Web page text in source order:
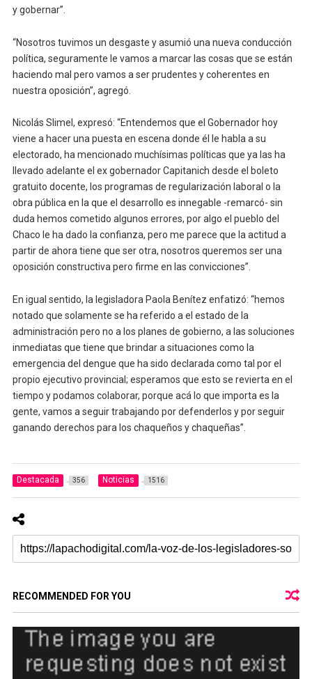
y gobernar”.
“Nosotros tuvimos un desgaste y asumió una nueva conducción
política, seguramente le vamos a marcar las cosas que se están
haciendo mal pero vamos a ser prudentes y coherentes en
nuestra oposición”, agregó.
Nicolás Slimel, expresó: “Entendemos que el Gobernador hoy
viene a hacer una puesta en escena donde él le habla a su
electorado, ha mencionado muchísimas políticas que ya las ha
llevado adelante el ex gobernador Capitanich desde el boleto
gratuito docente, los programas de regularización laboral o la
obra pública en la que el desarrollo es innegable -remarcó- sin
duda hemos cometido algunos errores, por algo el pueblo del
Chaco le ha dado la confianza, pero me parece que la actitud a
partir de ahora tiene que ser otra, nosotros queremos ser una
oposición constructiva pero firme en las convicciones”.
En igual sentido, la legisladora Paola Benítez enfatizó: “hemos
notado que solamente se ha referido a el estado de la
administración pero no a los planes de gobierno, a las soluciones
inmediatas que tiene que brindar a situaciones como la
emergencia del dengue que ha sido declarada como tal por el
propio ejecutivo provincial; esperamos que esto se revierta en el
tiempo y podamos colaborar, porque acá lo que importa es la
gente, vamos a seguir trabajando por defenderlos y por seguir
ganando derechos para los chaqueños y chaqueñas”.
Destacada 356 Noticias 1516
RECOMMENDED FOR YOU